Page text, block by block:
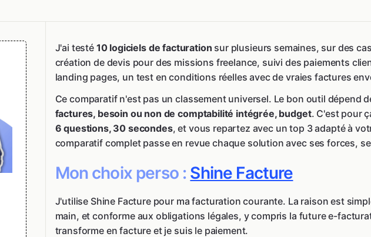
J'ai testé 10 logiciels de facturation sur plusieurs semaines, sur des
création de devis pour des missions freelance, suivi des paiements
landing pages, un test en conditions réelles avec de vraies factures
Ce comparatif n'est pas un classement universel. Le bon outil dépend
factures, besoin ou non de comptabilité intégrée, budget. C'est pour
6 questions, 30 secondes, et vous repartez avec un top 3 adapté à
comparatif complet passe en revue chaque solution avec ses forces,
Mon choix perso : Shine Facture
J'utilise Shine Facture pour ma facturation courante. La raison est
main, et conforme aux obligations légales, y compris la future e-
transforme en facture et je suis le paiement.